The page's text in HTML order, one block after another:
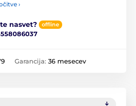
›
nasvet? offline
Garancija: 36 mesecev